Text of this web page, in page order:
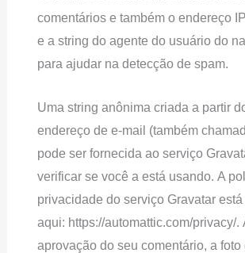
comentários e também o endereço
e a string do agente do usuário do
para ajudar na detecção de spam.
Uma string anônima criada a partir
endereço de e-mail (também
pode ser fornecida ao serviço
verificar se você a está usando. A
privacidade do serviço Gravatar está
aqui: https://automattic.com/privacy/.
aprovação do seu comentário, a foto